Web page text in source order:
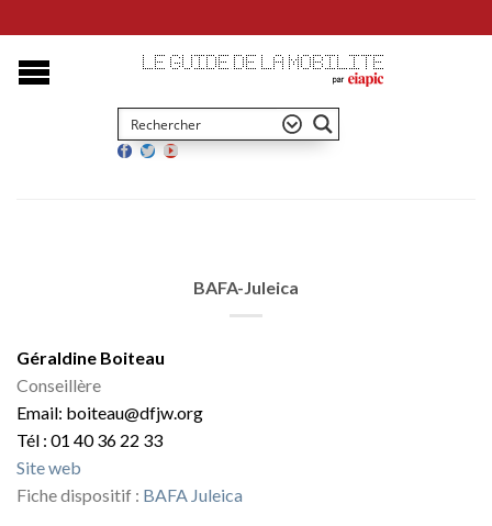
BAFA-Juleica
Géraldine Boiteau
Conseillère
Email: boiteau@dfjw.org
Tél : 01 40 36 22 33
Site web
Fiche dispositif : BAFA Juleica